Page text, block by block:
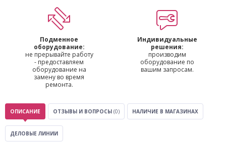
Подменное
оборудование:
не прерывайте работу
- предоставляем
оборудование на
замену во время
ремонта.
Индивидуальные
решения:
производим
оборудование по
вашим запросам.
ОПИСАНИЕ ОТЗЫВЫ И ВОПРОСЫ (0) НАЛИЧИЕ В МАГАЗИНАХ
ДЕЛОВЫЕ ЛИНИИ